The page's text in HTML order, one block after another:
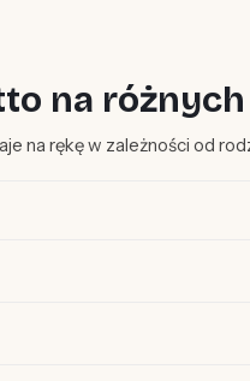
na
na rękę w zależności od